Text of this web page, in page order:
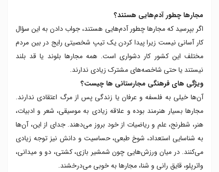
مجار‌ها چطور آدم‌هایی هستند؟
اگر بپرسید که مجار‌ها چطور آدم‌هایی هستند، جواب دادن به این سؤال
کار آسانی نیست زیرا پیدا کردن یک تیپ شخصیتی رایج در بین مردم
مختلف این کشور کار دشواری است. همه مجارها بلوند یا قد بلند
نیستند یا حتی شاخصه‌های مشترک زیادی ندارند.
ویژگی‌ های فرهنگی مجارستانی ها چیست؟
آن‌ها خیلی به فلسفه و عرفان یا زندگی پس از مرگ اعتقادی ندارند.
مجارها بسیار هنرمند بوده و علاقه زیادی به موسیقی، شعر و ادبیات،
هنر، شطرنج، علم و ریاضیات از خود بروز می‌دهند. جدای از این، آن‌ها
به شناسایی استعداد، شوخ طبعی، حساسیت و دانش نیز توجه زیادی
می‌کنند. در میان ورزش‌هایی چون شمشیر بازی، کشتی، دو و میدانی،
واترپلو، قایق رانی و شنا، مجارها به خوبی می‌درخشند.